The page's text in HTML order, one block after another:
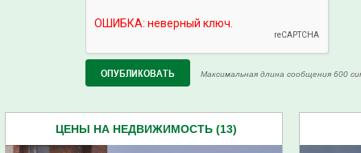
Максимальная длина сообщения 600
ЦЕНЫ НА НЕДВИЖИМОСТЬ (13)